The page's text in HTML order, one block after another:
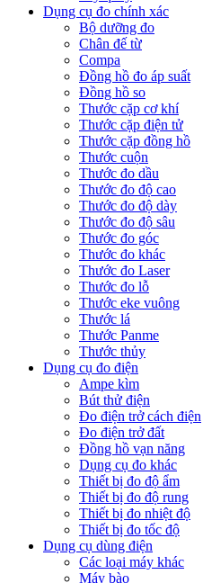
Dụng cụ đo chính xác
Bộ dưỡng đo
Chân đế từ
Compa
Đồng hồ đo áp suất
Đồng hồ so
Thước cặp cơ khí
Thước cặp điện tử
Thước cặp đồng hồ
Thước cuộn
Thước đo dầu
Thước đo độ cao
Thước đo độ dày
Thước đo độ sâu
Thước đo góc
Thước đo khác
Thước đo Laser
Thước đo lỗ
Thước eke vuông
Thước lá
Thước Panme
Thước thủy
Dụng cụ đo điện
Ampe kìm
Bút thử điện
Đo điện trở cách điện
Đo điện trở đất
Đồng hồ vạn năng
Dụng cụ đo khác
Thiết bị đo độ ẩm
Thiết bị đo độ rung
Thiết bị đo nhiệt độ
Thiết bị đo tốc độ
Dụng cụ dùng điện
Các loại máy khác
Máy bào